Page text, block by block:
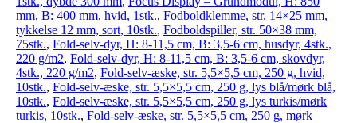
mm, B: 400 mm, hvid, 1stk., Fodboldklemme, str. 14×25 mm,
tykkelse 12 mm, sort, 10stk., Fodboldspiller, str. 50×38 mm,
75stk., Fold-selv-dyr, H: 8-11,5 cm, B: 3,5-6 cm, husdyr, 4stk.,
220 g/m2, Fold-selv-dyr, H: 8-11,5 cm, B: 3,5-6 cm, skovdyr,
4stk., 220 g/m2, Fold-selv-æske, str. 5,5×5,5 cm, 250 g, hvid,
10stk., Fold-selv-æske, str. 5,5×5,5 cm, 250 g, lys blå/mørk blå,
10stk., Fold-selv-æske, str. 5,5×5,5 cm, 250 g, lys turkis/mørk
turkis, 10stk., Fold-selv-æske, str. 5,5×5,5 cm, 250 g, mørk